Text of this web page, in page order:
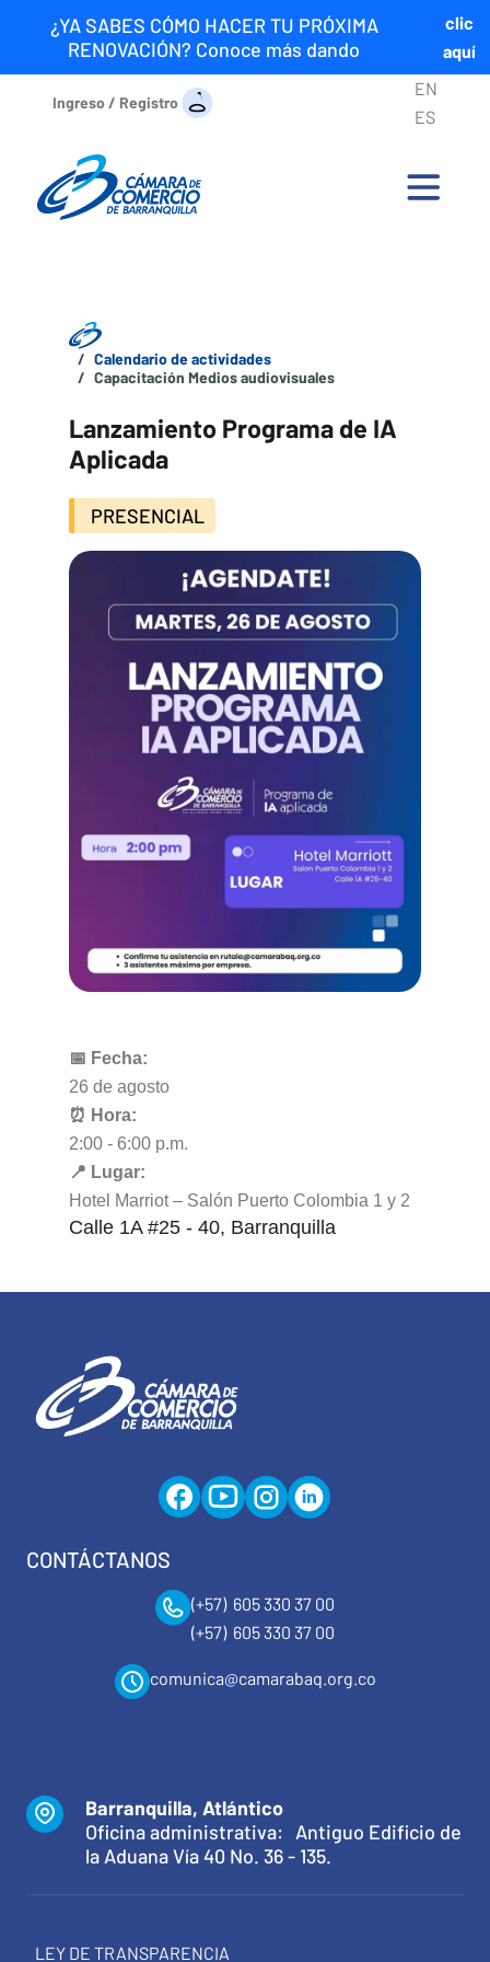
¿YA SABES CÓMO HACER TU PRÓXIMA
RENOVACIÓN? Conoce más dando
clic
aquí
Ingreso / Registro
EN
ES
Calendario de actividades
Capacitación Medios audiovisuales
Lanzamiento Programa de IA
Aplicada
PRESENCIAL
📅 Fecha:
26 de agosto
⏰ Hora:
2:00 - 6:00 p.m.
📍 Lugar:
Hotel Marriot – Salón Puerto Colombia 1 y 2
Calle 1A #25 - 40, Barranquilla
CONTÁCTANOS
(+57) 605 330 37 00
(+57) 605 330 37 00
comunica@camarabaq.org.co
Barranquilla, Atlántico
Oficina administrativa: Antiguo Edificio de
la Aduana Vía 40 No. 36 - 135.
LEY DE TRANSPARENCIA